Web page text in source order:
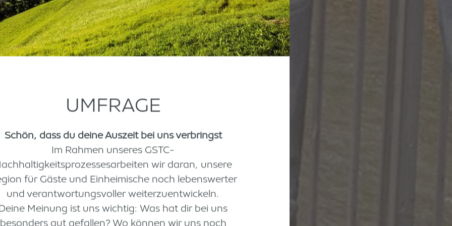
UMFRAGE
Schön, dass du deine Auszeit bei uns verbringst
Im Rahmen unseres GSTC-
wir daran, unsere
für Gäste und Einheimische noch lebenswerter
und verantwortungsvoller weiterzuentwickeln.
Meinung ist uns wichtig: Was hat dir bei uns
besonders gut gefallen? Wo können wir uns noch